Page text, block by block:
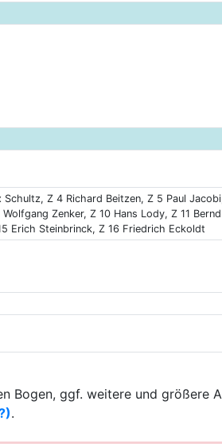
Z 4 Richard Beitzen, Z 5 Paul
Zenker, Z 10 Hans Lody, Z 11
Erich Steinbrinck, Z 16 Friedrich Eckoldt
Bogen, ggf. weitere und größere
.